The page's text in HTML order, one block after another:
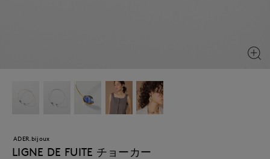
ADER.bijoux
LIGNE DE FUITE チョーカー